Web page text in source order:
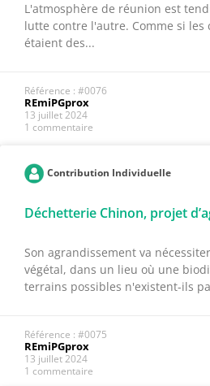
L'atmosphère de réunion est
lutte contre l'autre. Comme si les
étaient des...
Référence : #0076
REmiPGprox
13 juillet 2024
1 commentaire
Contribution Individuelle
Déchetterie Chinon, projet
Son agrandissement va
végétal, dans un lieu où une
terrains possibles n'existent-ils
Référence : #0075
REmiPGprox
13 juillet 2024
1 commentaire